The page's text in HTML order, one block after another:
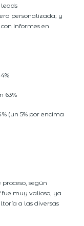
personalizada; y
informes en
63%
(un 5% por encima
según
muy valioso, ya
a las diversas